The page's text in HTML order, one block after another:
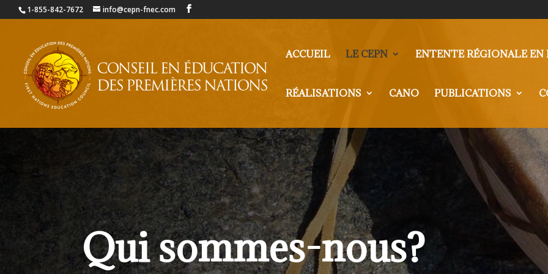
1-855-842-7672 info@cepn-fnec.com
ACCUEIL LE CEPN ENTENTE RÉGIONALE EN
RÉALISATIONS CANO PUBLICATIONS
Qui sommes-nous?